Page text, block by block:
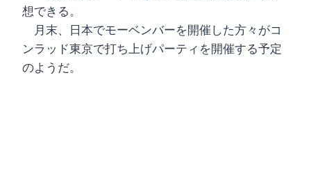
想できる。
月末、日本でモーベンバーを開催した方々がコ
ンラッド東京で打ち上げパーティを開催する予定
のようだ。